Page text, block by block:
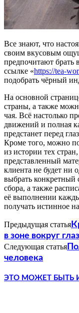
Все знают, что
своим вкусовым
предпочитают брать
ссылке «https://tea-
подобрать чёрный
На основной
страны, а также
чая. Всё настолько
движений и полная
предстанет перед
Кроме того, можно
из истории тех
представленный
клиента не будет ни
выбрать конкретный
сбора, а также
её выполнении
получать истинное
Предыдущая статья
в зоне вокруг глаз
Следующая статья
человека
ЭТО МОЖЕТ БЫТЬ